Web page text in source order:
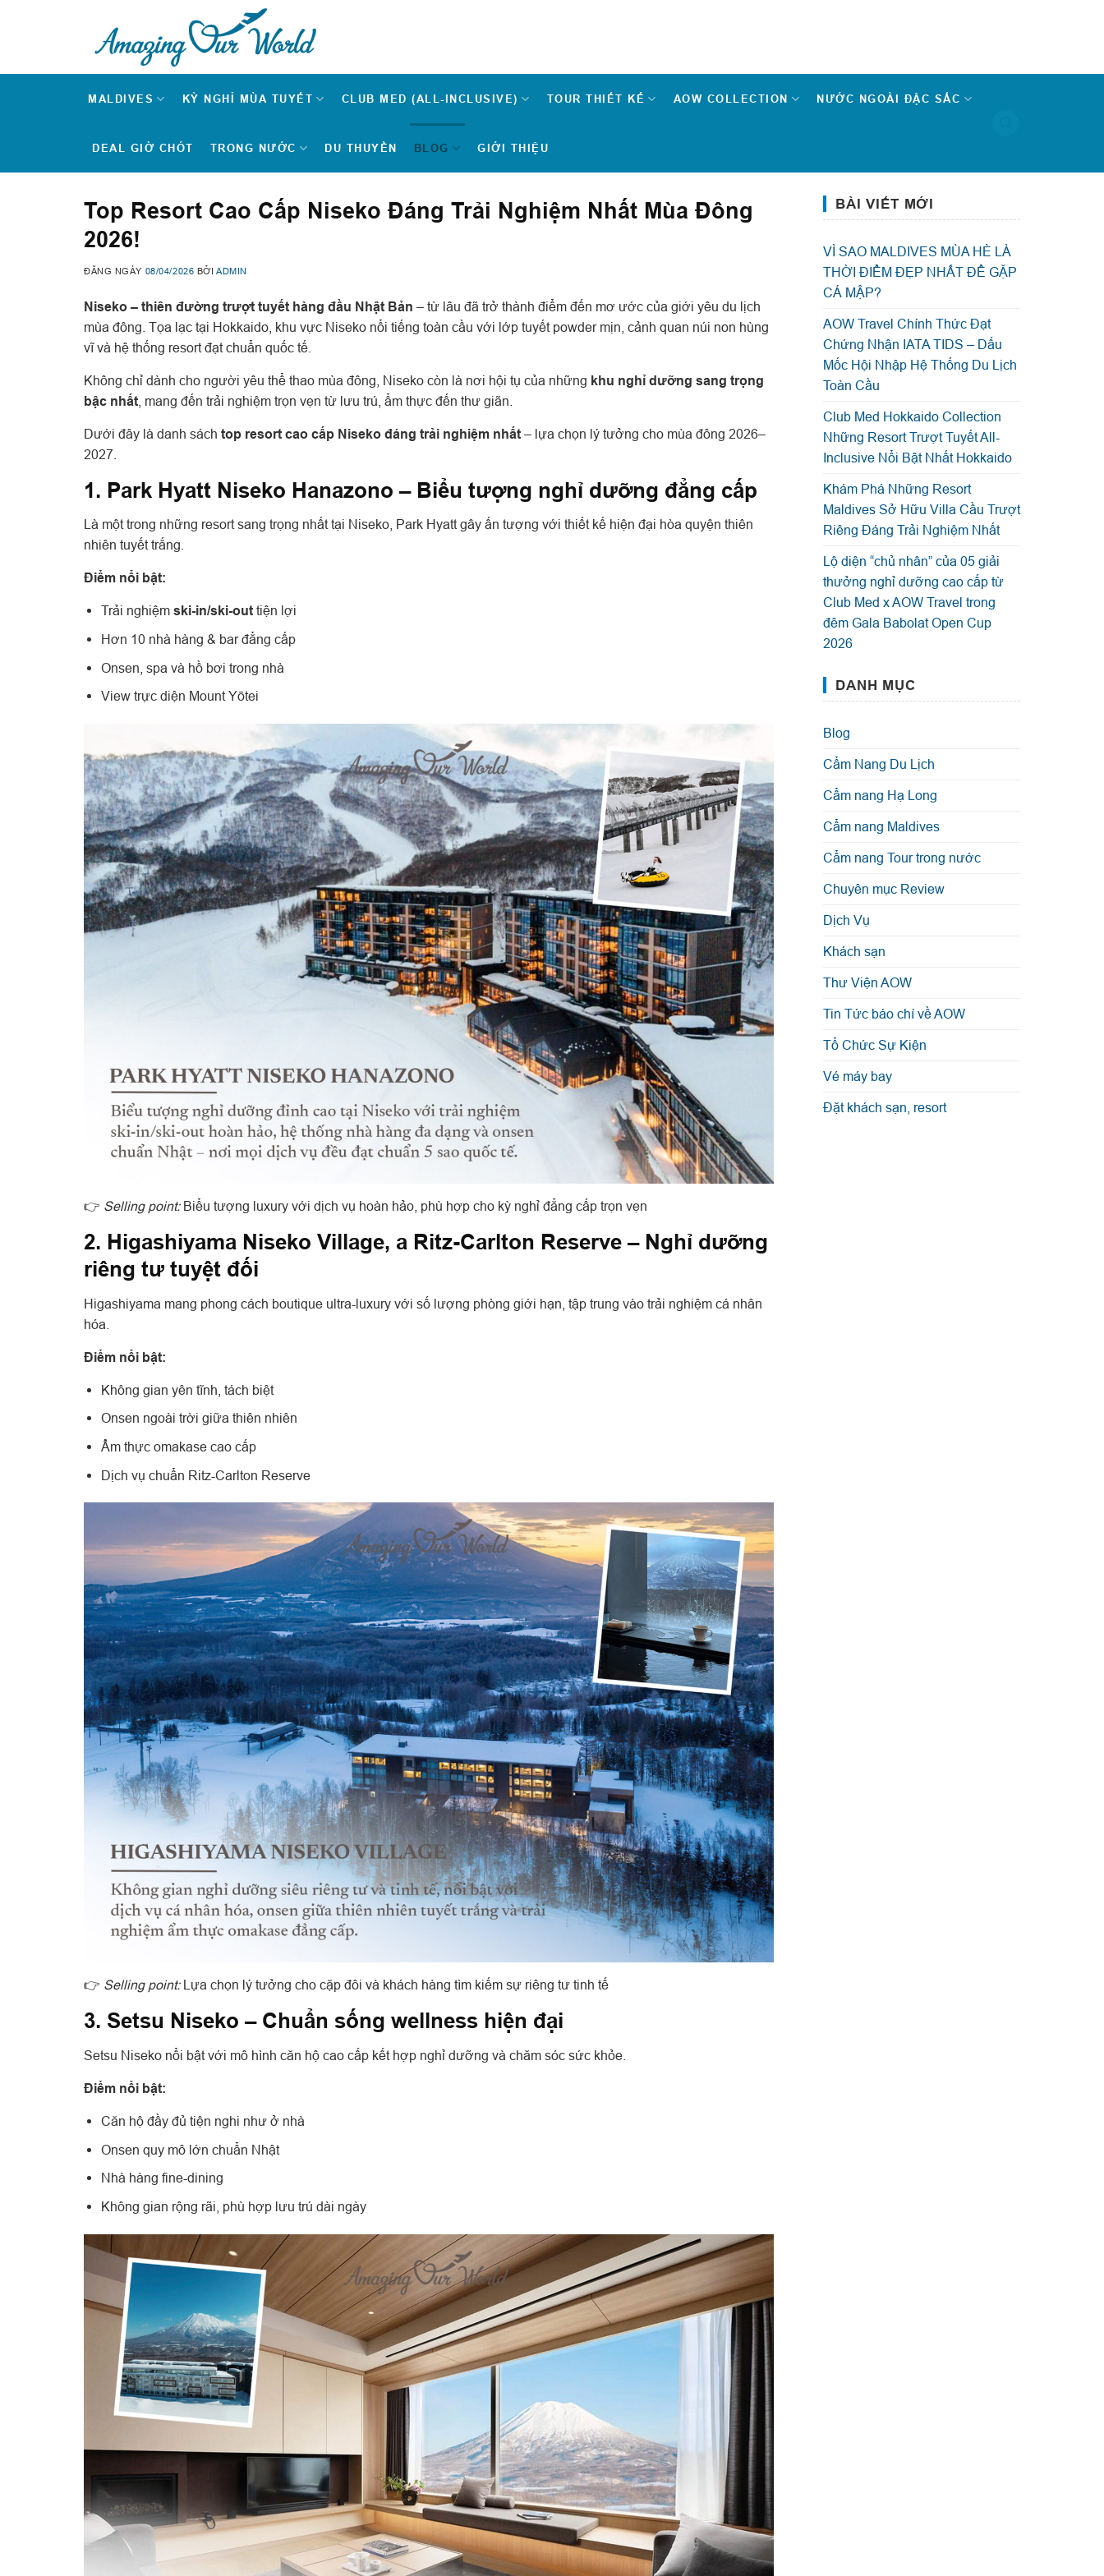
MALDIVES KỲ NGHỈ MÙA TUYẾT CLUB MED (ALL-INCLUSIVE) TOUR THIẾT KẾ AOW COLLECTION NƯỚC NGOÀI ĐẶC SẮC
DEAL GIỜ CHÓT TRONG NƯỚC DU THUYỀN BLOG GIỚI THIỆU
Top Resort Cao Cấp Niseko Đáng Trải Nghiệm Nhất Mùa Đông
2026!
ĐĂNG NGÀY 08/04/2026 BỞIADMIN
Niseko – thiên đường trượt tuyết hàng đầu Nhật Bản – từ lâu đã trở thành điểm đến mơ ước của giới yêu du lịch
mùa đông. Tọa lạc tại Hokkaido , khu vực Niseko nổi tiếng toàn cầu với lớp tuyết powder mịn, cảnh quan núi non hùng
vĩ và hệ thống resort đạt chuẩn quốc tế.
Không chỉ dành cho người yêu thể thao mùa đông, Niseko còn là nơi hội tụ của những khu nghỉ dưỡng sang trọng
bậc nhất , mang đến trải nghiệm trọn vẹn từ lưu trú, ẩm thực đến thư giãn.
Dưới đây là danh sách top resort cao cấp Niseko đáng trải nghiệm nhất – lựa chọn lý tưởng cho mùa đông 2026–
2027.
1. Park Hyatt Niseko Hanazono – Biểu tượng nghỉ dưỡng đẳng cấp
Là một trong những resort sang trọng nhất tại Niseko, Park Hyatt gây ấn tượng với thiết kế hiện đại hòa quyện thiên
nhiên tuyết trắng.
Điểm nổi bật:
Trải nghiệm ski-in/ski-outtiện lợi
Hơn 10 nhà hàng & bar đẳng cấp
Onsen, spa và hồ bơi trong nhà
View trực diện Mount Yōtei
👉 Selling point:Biểu tượng luxury với dịch vụ hoàn hảo, phù hợp cho kỳ nghỉ đẳng cấp trọn vẹn
2. Higashiyama Niseko Village, a Ritz-Carlton Reserve – Nghỉ dưỡng
riêng tư tuyệt đối
Higashiyama mang phong cách boutique ultra-luxury với số lượng phòng giới hạn, tập trung vào trải nghiệm cá nhân
hóa.
Điểm nổi bật:
Không gian yên tĩnh, tách biệt
Onsen ngoài trời giữa thiên nhiên
Ẩm thực omakase cao cấp
Dịch vụ chuẩn Ritz-Carlton Reserve
👉 Selling point:Lựa chọn lý tưởng cho cặp đôi và khách hàng tìm kiếm sự riêng tư tinh tế
3. Setsu Niseko – Chuẩn sống wellness hiện đại
Setsu Niseko nổi bật với mô hình căn hộ cao cấp kết hợp nghỉ dưỡng và chăm sóc sức khỏe.
Điểm nổi bật:
Căn hộ đầy đủ tiện nghi như ở nhà
Onsen quy mô lớn chuẩn Nhật
Nhà hàng fine-dining
Không gian rộng rãi, phù hợp lưu trú dài ngày
BÀI VIẾT MỚI
VÌ SAO MALDIVES MÙA HÈ LÀ
THỜI ĐIỂM ĐẸP NHẤT ĐỂ GẶP
CÁ MẬP?
AOW Travel Chính Thức Đạt
Chứng Nhận IATA TIDS – Dấu
Mốc Hội Nhập Hệ Thống Du Lịch
Toàn Cầu
Club Med Hokkaido Collection
Những Resort Trượt Tuyết All-
Inclusive Nổi Bật Nhất Hokkaido
Khám Phá Những Resort
Maldives Sở Hữu Villa Cầu Trượt
Riêng Đáng Trải Nghiệm Nhất
Lộ diện “chủ nhân” của 05 giải
thưởng nghỉ dưỡng cao cấp từ
Club Med x AOW Travel trong
đêm Gala Babolat Open Cup
2026
DANH MỤC
Blog
Cẩm Nang Du Lịch
Cẩm nang Hạ Long
Cẩm nang Maldives
Cẩm nang Tour trong nước
Chuyên mục Review
Dịch Vụ
Khách sạn
Thư Viện AOW
Tin Tức báo chí về AOW
Tổ Chức Sự Kiện
Vé máy bay
Đặt khách sạn, resort